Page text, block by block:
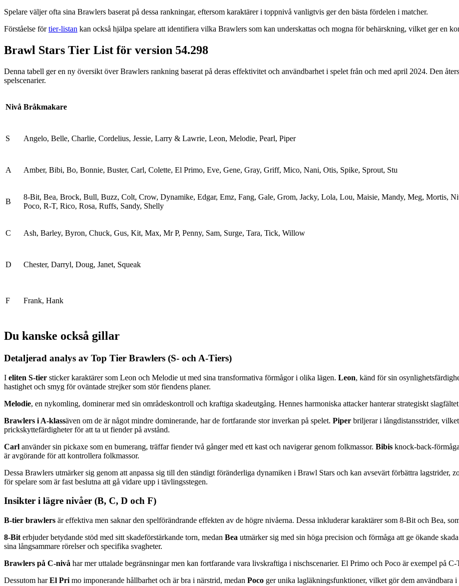
Spelare väljer ofta sina Brawlers baserat på dessa rankningar, eftersom karaktärer i toppnivå vanligtvis ger den bästa fördelen i matcher.
Förståelse förtier-listan kan också hjälpa spelare att identifiera vilka Brawlers som kan underskattas och mogna för behärskning, vilket ger en
Brawl Stars Tier List för version 54.298
Denna tabell ger en ny översikt över Brawlers rankning baserat på deras effektivitet och användbarhet i spelet från och med april 2024. Den
spelscenarier.
Nivå Bråkmakare
S Angelo, Belle, Charlie, Cordelius, Jessie, Larry & Lawrie, Leon, Melodie, Pearl, Piper
A Amber, Bibi, Bo, Bonnie, Buster, Carl, Colette, El Primo, Eve, Gene, Gray, Griff, Mico, Nani, Otis, Spike, Sprout, Stu
B
8-Bit, Bea, Brock, Bull, Buzz, Colt, Crow, Dynamike, Edgar, Emz, Fang, Gale, Grom, Jacky, Lola, Lou, Maisie, Mandy, Meg, Mortis,
Poco, R-T, Rico, Rosa, Ruffs, Sandy, Shelly
C Ash, Barley, Byron, Chuck, Gus, Kit, Max, Mr P, Penny, Sam, Surge, Tara, Tick, Willow
D Chester, Darryl, Doug, Janet, Squeak
F Frank, Hank
Du kanske också gillar
Detaljerad analys av Top Tier Brawlers (S- och A-Tiers)
I eliten S-tier sticker karaktärer som Leon och Melodie ut med sina transformativa förmågor i olika lägen. Leon, känd för sin
hastighet och smyg för oväntade strejker som stör fiendens planer.
Melodie, en nykomling, dominerar med sin områdeskontroll och kraftiga skadeutgång. Hennes harmoniska attacker hanterar strategiskt
Brawlers i A-klassäven om de är något mindre dominerande, har de fortfarande stor inverkan på spelet. Piper briljerar i långdistansstrider,
prickskyttefärdigheter för att ta ut fiender på avstånd.
Carl använder sin pickaxe som en bumerang, träffar fiender två gånger med ett kast och navigerar genom folkmassor. Bibis knock-back-
är avgörande för att kontrollera folkmassor.
Dessa Brawlers utmärker sig genom att anpassa sig till den ständigt föränderliga dynamiken i Brawl Stars och kan avsevärt förbättra
för spelare som är fast beslutna att gå vidare upp i tävlingsstegen.
Insikter i lägre nivåer (B, C, D och F)
B-tier brawlers är effektiva men saknar den spelförändrande effekten av de högre nivåerna. Dessa inkluderar karaktärer som 8-Bit och Bea,
8-Bit erbjuder betydande stöd med sitt skadeförstärkande torn, medan Bea utmärker sig med sin höga precision och förmåga att ge ökande
sina långsammare rörelser och specifika svagheter.
Brawlers på C-nivå har mer uttalade begränsningar men kan fortfarande vara livskraftiga i nischscenarier. El Primo och Poco är exempel på
Dessutom harEl Pri mo imponerande hållbarhet och är bra i närstrid, medan Poco ger unika lagläkningsfunktioner, vilket gör dem användbara